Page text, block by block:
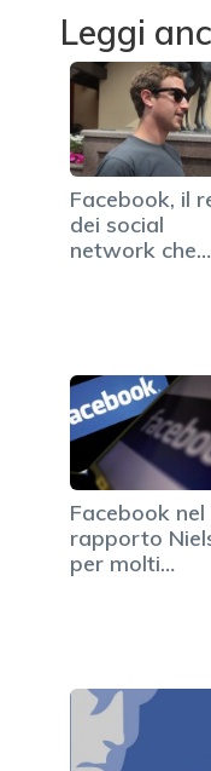
Leggi
Facebook, il
dei social
network che
Facebook nel
rapporto
per molti